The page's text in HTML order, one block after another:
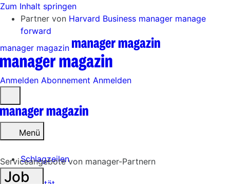
Zum Inhalt springen
Partner von Harvard Business manager manage
forward
manager magazin
Anmelden Abonnement Anmelden
öffnen
Menü
Schlagzeilen
Serviceangebote von manager-Partnern
Job